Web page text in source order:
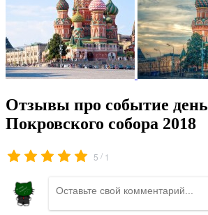
Отзывы про событие день
Покровского собора 2018
5 / 1